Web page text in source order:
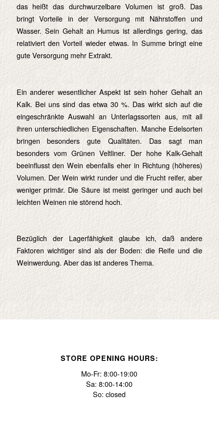
das heißt das durchwurzelbare Volumen ist groß. Das
bringt Vorteile in der Versorgung mit Nährstoffen und
Wasser. Sein Gehalt an Humus ist allerdings gering, das
relativiert den Vorteil wieder etwas. In Summe bringt eine
gute Versorgung mehr Extrakt.
Ein anderer wesentlicher Aspekt ist sein hoher Gehalt an
Kalk. Bei uns sind das etwa 30 %. Das wirkt sich auf die
eingeschränkte Auswahl an Unterlagssorten aus, mit all
ihren unterschiedlichen Eigenschaften. Manche Edelsorten
bringen besonders gute Qualitäten. Das sagt man
besonders vom Grünen Veltliner. Der hohe Kalk-Gehalt
beeinflusst den Wein ebenfalls eher in Richtung (höheres)
Volumen. Der Wein wirkt runder und die Frucht reifer, aber
weniger primär. Die Säure ist meist geringer und auch bei
leichten Weinen nie störend hoch.
Bezüglich der Lagerfähigkeit glaube ich, daß andere
Faktoren wichtiger sind als der Boden: die Reife und die
Weinwerdung. Aber das ist anderes Thema.
STORE OPENING HOURS:
Mo-Fr: 8:00-19:00
Sa: 8:00-14:00
So: closed